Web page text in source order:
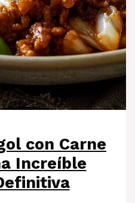
con Carne
Increíble